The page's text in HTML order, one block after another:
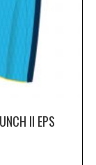
II EPS